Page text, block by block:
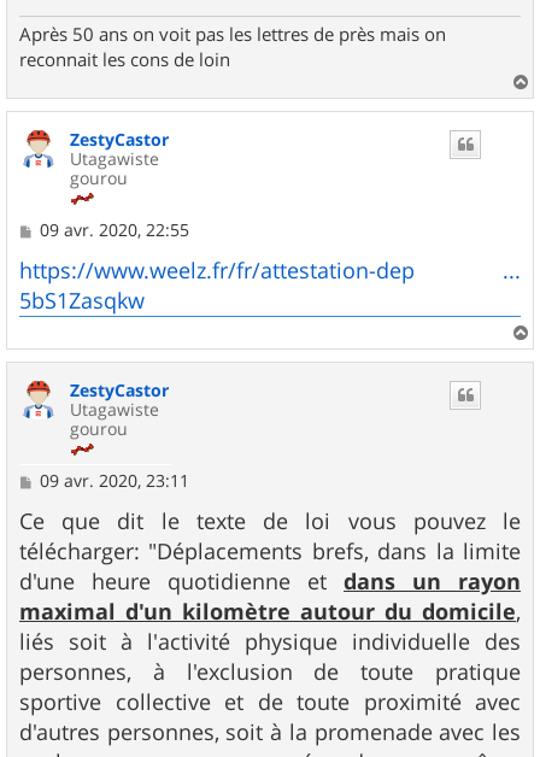
Après 50 ans on voit pas les lettres de près mais on
reconnait les cons de loin
a
u
ZestyCastor
Utagawiste
gourou
M
s
s
a
g
e
09 avr. 2020, 22:55
https://www.weelz.fr/fr/attestation-dep ...
5bS1Zasqkw
a
ZestyCastor
Utagawiste
gourou
M
s
s
a
g
e
09 avr. 2020, 23:11
Ce que dit le texte de loi vous pouvez le
télécharger: "Déplacements brefs, dans la limite
d'une heure quotidienne et dans un rayon
maximal d'un kilomètre autour du domicile,
liés soit à l'activité physique individuelle des
personnes, à l'exclusion de toute pratique
sportive collective et de toute proximité avec
d'autres personnes, soit à la promenade avec les